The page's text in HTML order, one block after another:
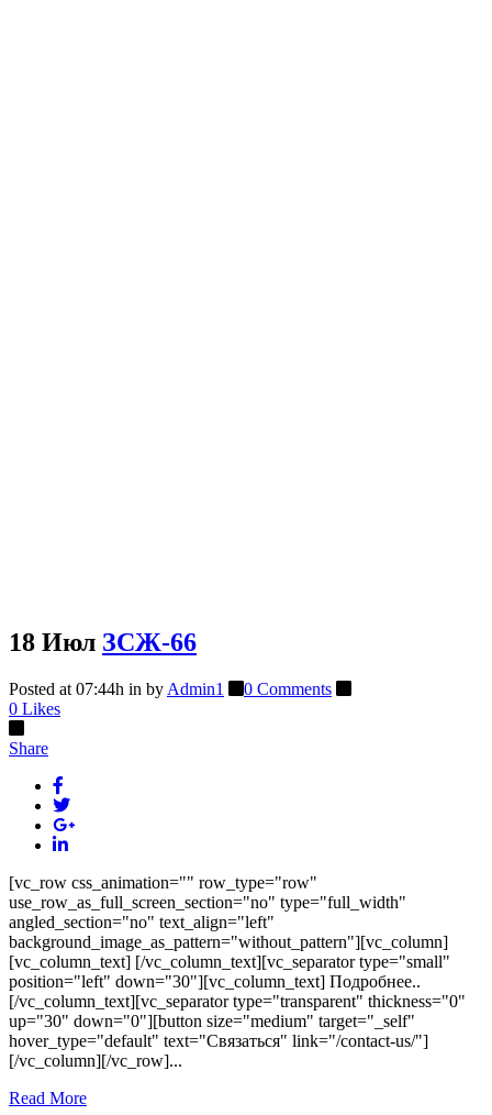
18 Июл ЗСЖ-66
Posted at 07:44h in by Admin1
0 Comments
0 Likes
Share
[vc_row css_animation="" row_type="row"
use_row_as_full_screen_section="no" type="full_width"
angled_section="no" text_align="left"
background_image_as_pattern="without_pattern"][vc_column]
[vc_column_text] [/vc_column_text][vc_separator type="small"
position="left" down="30"][vc_column_text] Подробнее..
[/vc_column_text][vc_separator type="transparent" thickness="0"
up="30" down="0"][button size="medium" target="_self"
hover_type="default" text="Связаться" link="/contact-us/"]
[/vc_column][/vc_row]...
Read More